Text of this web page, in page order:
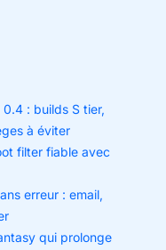
: builds S tier,
à éviter
filter fiable avec
erreur : email,
qui prolonge